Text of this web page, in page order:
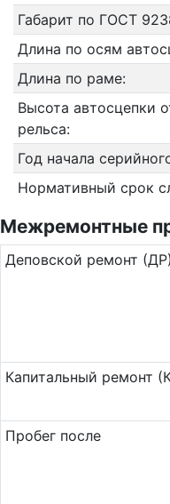
Габарит по ГОСТ
Длина по осям
Длина по раме:
Высота автосцепки
рельса:
Год начала
Нормативный срок
Межремонтные
Де­повс­кой ремонт
Ка­пи­таль­ный ремонт
Пробег после